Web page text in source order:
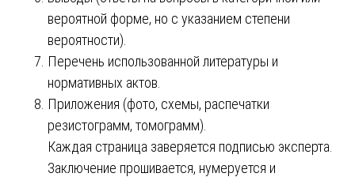
вероятной форме, но с указанием степени
вероятности).
Перечень использованной литературы и
нормативных актов.
Приложения (фото, схемы, распечатки
резистограмм, томограмм).
Каждая страница заверяется подписью эксперта.
Заключение прошивается, нумеруется и